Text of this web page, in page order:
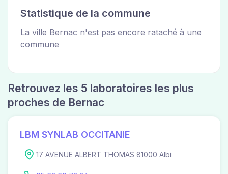
Statistique de la commune
La ville Bernac n'est pas encore rataché à une
commune
Retrouvez les 5 laboratoires les plus
proches de Bernac
LBM SYNLAB OCCITANIE
17 AVENUE ALBERT THOMAS 81000 Albi